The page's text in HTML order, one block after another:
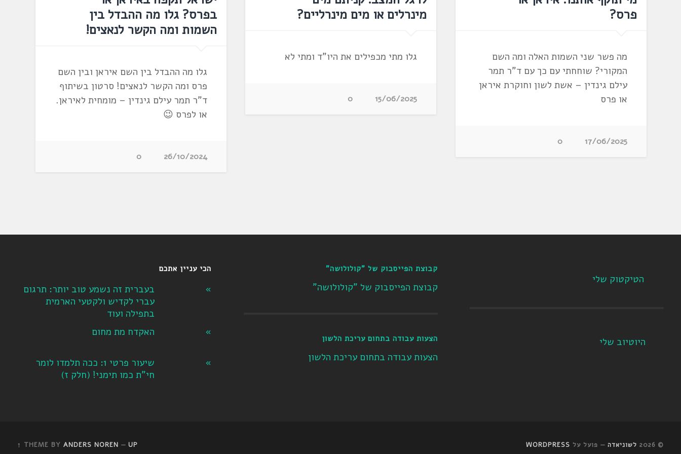
פרס?
מה פשר שני השמות האלה ומה השם
המקורי? שוחחתי עם כך עם ד"ר תמר
עילם גינדין – אשת לשון וחוקרת איראן
או פרס
17/06/2025
0
מינרלים או מים מינרליים?
גלו מתי מכפילים את היו"ד ומתי לא
15/06/2025
0
בפרס? גלו מה ההבדל בין
השמות ומה הקשר לנאצים!
גלו מה ההבדל בין השם איראן ובין השם
פרס ומה הקשר לנאצים! סרטון בשיתוף
ד"ר תמר עילם גינדין – מומחית לאיראן.
או לפרס 😉
26/10/2024
0
הטיקטוק שלי
היוטיוב שלי
קבוצת הפייסבוק של "קולולושה"
קבוצת הפייסבוק של "קולולושה"
הצעות עבודה בתחום עריכת הלשון
הצעות עבודה בתחום עריכת הלשון
הכי עניין אתכם
בעברית זה נשמע טוב יותר: תרגום
עברי לקדיש ולקטעי הארמית
בתפילה ועוד
האקדח מת מחום
שיעור פרטי 1: ככה תלמדו לומר
חי"ת כמו תימני! ‏(חלק ז‏)
© 2026 לשוניאדה — פועל על WORDPRESS
THEME BY ANDERS NOREN — UP ↑